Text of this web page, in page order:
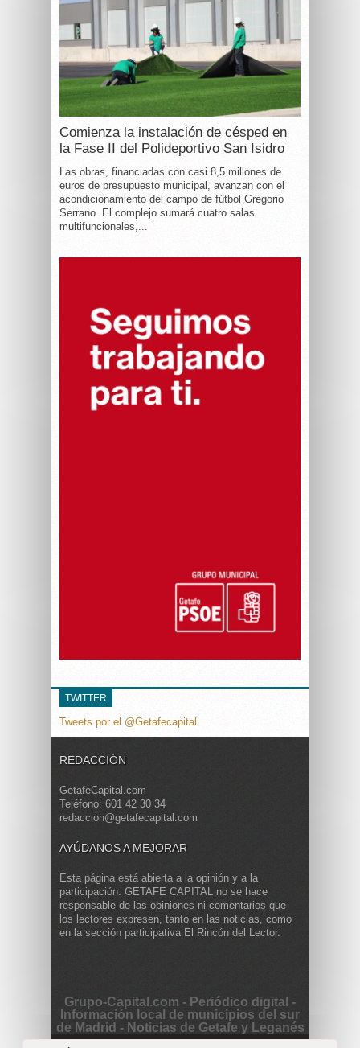
Comienza la instalación de césped en
la Fase II del Polideportivo San Isidro
Las obras, financiadas con casi 8,5 millones de
euros de presupuesto municipal, avanzan con el
acondicionamiento del campo de fútbol Gregorio
Serrano. El complejo sumará cuatro salas
multifuncionales,...
TWITTER
Tweets por el @Getafecapital.
REDACCIÓN
GetafeCapital.com
Teléfono: 601 42 30 34
redaccion@getafecapital.com
AYÚDANOS A MEJORAR
Esta página está abierta a la opinión y a la
participación. GETAFE CAPITAL no se hace
responsable de las opiniones ni comentarios que
los lectores expresen, tanto en las noticias, como
en la sección participativa El Rincón del Lector.
Grupo-Capital.com - Periódico digital -
Información local de municipios del sur
de Madrid - Noticias de Getafe y Leganés